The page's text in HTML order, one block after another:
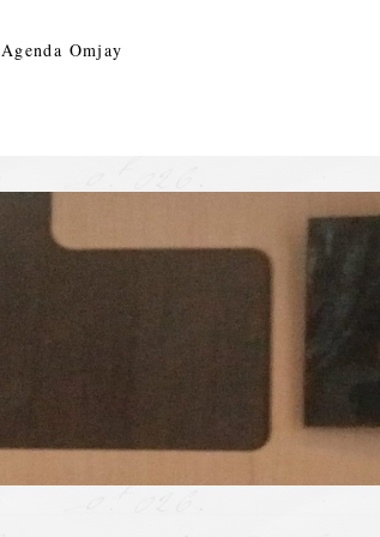
Agenda Omjay